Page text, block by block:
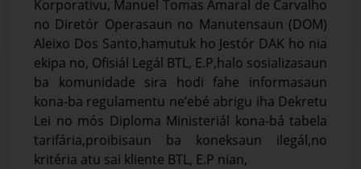
Korporativu, Manuel Tomas Amaral de Carvalho
no Diretór Operasaun no Manutensaun (DOM)
Aleixo Dos Santo,hamutuk ho Jestór DAK ho nia
ekipa no, Ofisiál Legál BTL, E.P,halo sosializasaun
ba komunidade sira hodi fahe informasaun
kona-ba regulamentu ne’ebé abrigu iha Dekretu
Lei no mós Diploma Ministeriál kona-bá tabela
tarifária,proibisaun ba koneksaun ilegál,no
kritéria atu sai kliente BTL, E.P nian,